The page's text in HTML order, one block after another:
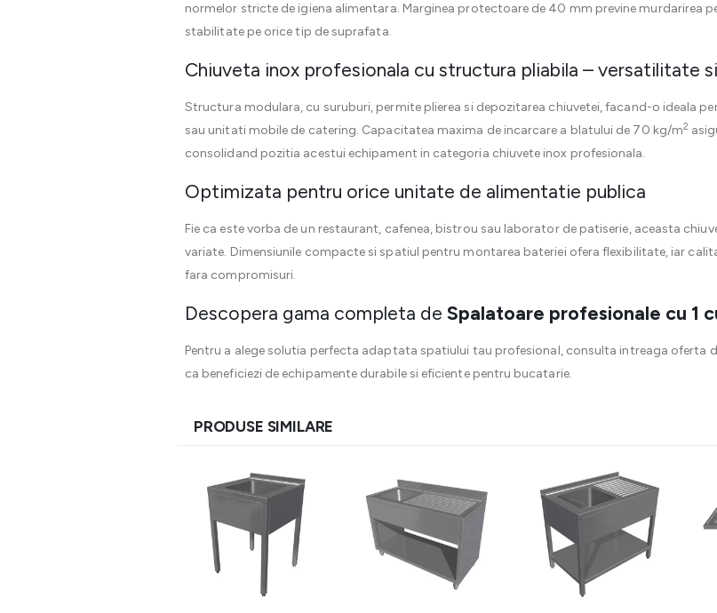
normelor stricte de igiena alimentara. Marginea protectoare de 40 mm previne murdarirea
stabilitate pe orice tip de suprafata.
Chiuveta inox profesionala cu structura pliabila – versatilitate
Structura modulara, cu suruburi, permite plierea si depozitarea chiuvetei, facand-o ideala
sau unitati mobile de catering. Capacitatea maxima de incarcare a blatului de 70 kg/m2
consolidand pozitia acestui echipament in categoria chiuvete inox profesionala.
Optimizata pentru orice unitate de alimentatie publica
Fie ca este vorba de un restaurant, cafenea, bistrou sau laborator de patiserie, aceasta
variate. Dimensiunile compacte si spatiul pentru montarea bateriei ofera flexibilitate, iar
fara compromisuri.
Descopera gama completa de Spalatoare profesionale cu 1
Pentru a alege solutia perfecta adaptata spatiului tau profesional, consulta intreaga oferta
ca beneficiezi de echipamente durabile si eficiente pentru bucatarie.
PRODUSE SIMILARE